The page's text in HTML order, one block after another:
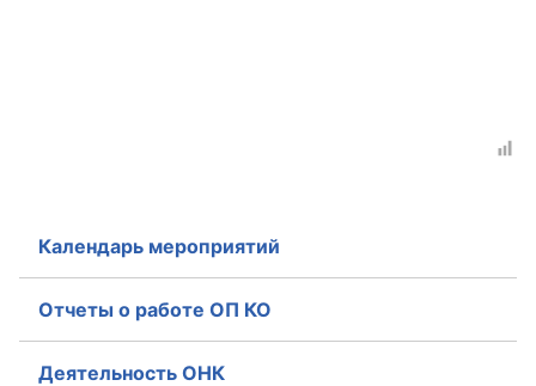
Календарь мероприятий
Отчеты о работе ОП КО
Деятельность ОНК